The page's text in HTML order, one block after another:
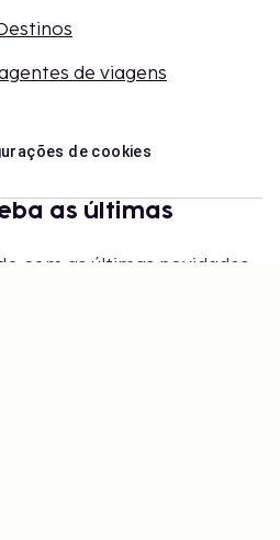
de viagens
de cookies
as últimas
com as últimas novidades